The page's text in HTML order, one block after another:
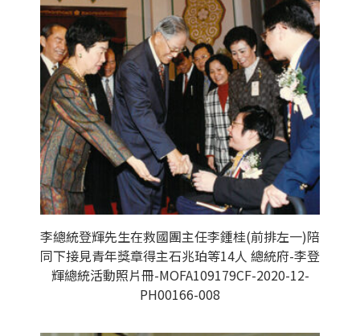
李總統登輝先生在救國團主任李鍾桂(前排左一)陪
同下接見青年獎章得主石兆珀等14人 總統府-李登
輝總統活動照片冊-MOFA109179CF-2020-12-
PH00166-008